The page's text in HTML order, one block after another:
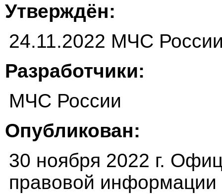
Утверждён:
24.11.2022 МЧС
Разработчики:
МЧС России
Опубликован:
30 ноября 2022 г.
правовой информации